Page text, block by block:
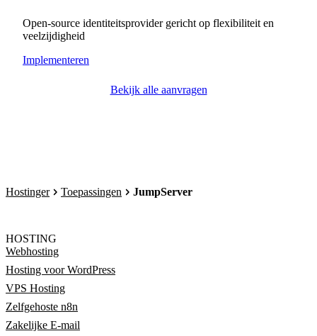
Open-source identiteitsprovider gericht op flexibiliteit en
veelzijdigheid
Implementeren
Bekijk alle aanvragen
Hostinger Toepassingen JumpServer
HOSTING
Webhosting
Hosting voor WordPress
VPS Hosting
Zelfgehoste n8n
Zakelijke E-mail